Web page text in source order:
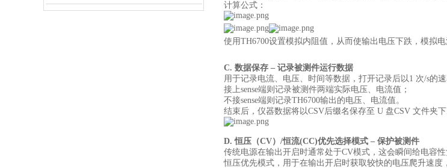
计算公式：
使用TH6700设置模拟内阻值，从而使输出电压下跌，模拟电
C. 数据保存 – 记录被测件运行数据
用于记录电流、电压、时间等数据，打开记录后以1 次/s的速
接上sense端则记录被测件两端实际电压、电流值；
不接sense端则记录TH6700输出的电压、电流值。
结束后，仪器数据将以CSV后缀名保存至 U 盘CSV 文件夹下
D. 恒压（CV）/恒流(CC)优先选择模式 – 保护被测件
传统电源在输出开启时通常处于CV模式，这会瞬间给电容
恒压优先模式，用于在输出开启时获取较快的电压爬升速度